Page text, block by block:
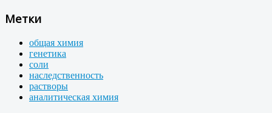
Метки
общая химия
генетика
соли
наследственность
растворы
аналитическая химия